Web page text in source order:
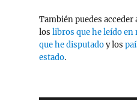
También puedes acceder
los libros que he leído en
que he disputadoy los
estado.